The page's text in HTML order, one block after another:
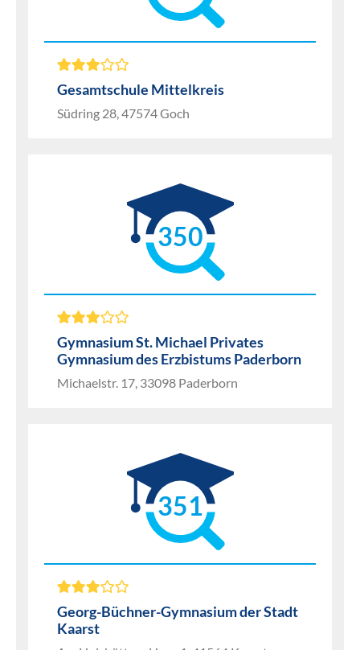
Gesamtschule Mittelkreis
Südring 28, 47574 Goch
350
Gymnasium St. Michael Privates
Gymnasium des Erzbistums Paderborn
Michaelstr. 17, 33098 Paderborn
351
Georg-Büchner-Gymnasium der Stadt
Kaarst